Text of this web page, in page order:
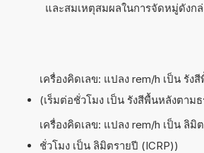
และสมเหตุสมผลในการจัดหมู่ดังกล่
เครื่องคิดเลข: แปลง rem/h เป็น รัง
(เร็มต่อชั่วโมง เป็น รังสีพื้นหลังตาม
เครื่องคิดเลข: แปลง rem/h เป็น ลิมิ
ชั่วโมง เป็น ลิมิตรายปี (ICRP))